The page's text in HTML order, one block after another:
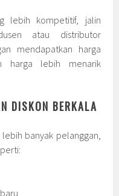
lebih kompetitif, jalin
atau distributor
mendapatkan harga
harga lebih menarik
DISKON BERKALA
banyak pelanggan,